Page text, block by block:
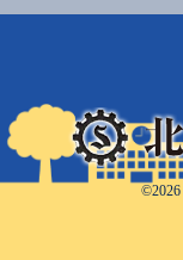
©2026